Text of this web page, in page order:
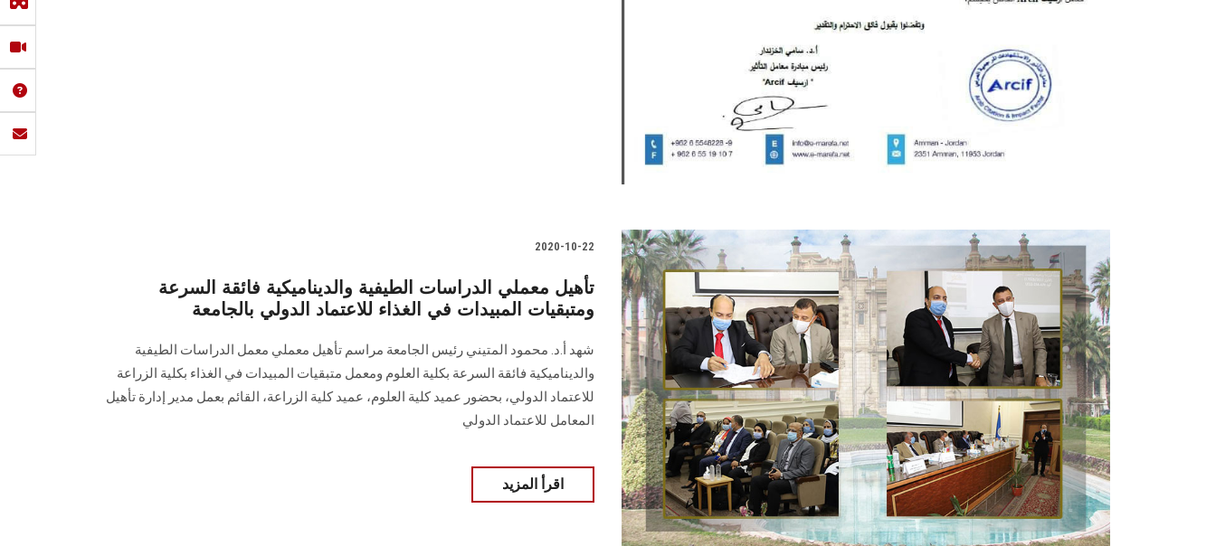
2020-10-22
تأهيل معملي الدراسات الطيفية والديناميكية فائقة السرعة
ومتبقيات المبيدات في الغذاء للاعتماد الدولي بالجامعة
شهد أ.د. محمود المتيني رئيس الجامعة مراسم تأهيل معملي معمل الدراسات الطيفية
والديناميكية فائقة السرعة بكلية العلوم ومعمل متبقيات المبيدات في الغذاء بكلية الزراعة
للاعتماد الدولي، بحضور عميد كلية العلوم، عميد كلية الزراعة، القائم بعمل مدير إدارة تأهيل
المعامل للاعتماد الدولي
اقرأ المزيد